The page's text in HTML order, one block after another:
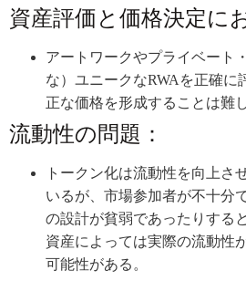
資産評価と価格決定に
アートワークやプライベート
な）ユニークなRWAを正確に
正な価格を形成することは難し
流動性の問題：
トークン化は流動性を向上さ
いるが、市場参加者が不十分
の設計が貧弱であったりする
資産によっては実際の流動性
可能性がある。